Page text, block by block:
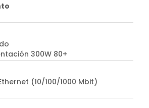
300W 80+
(10/100/1000 Mbit)